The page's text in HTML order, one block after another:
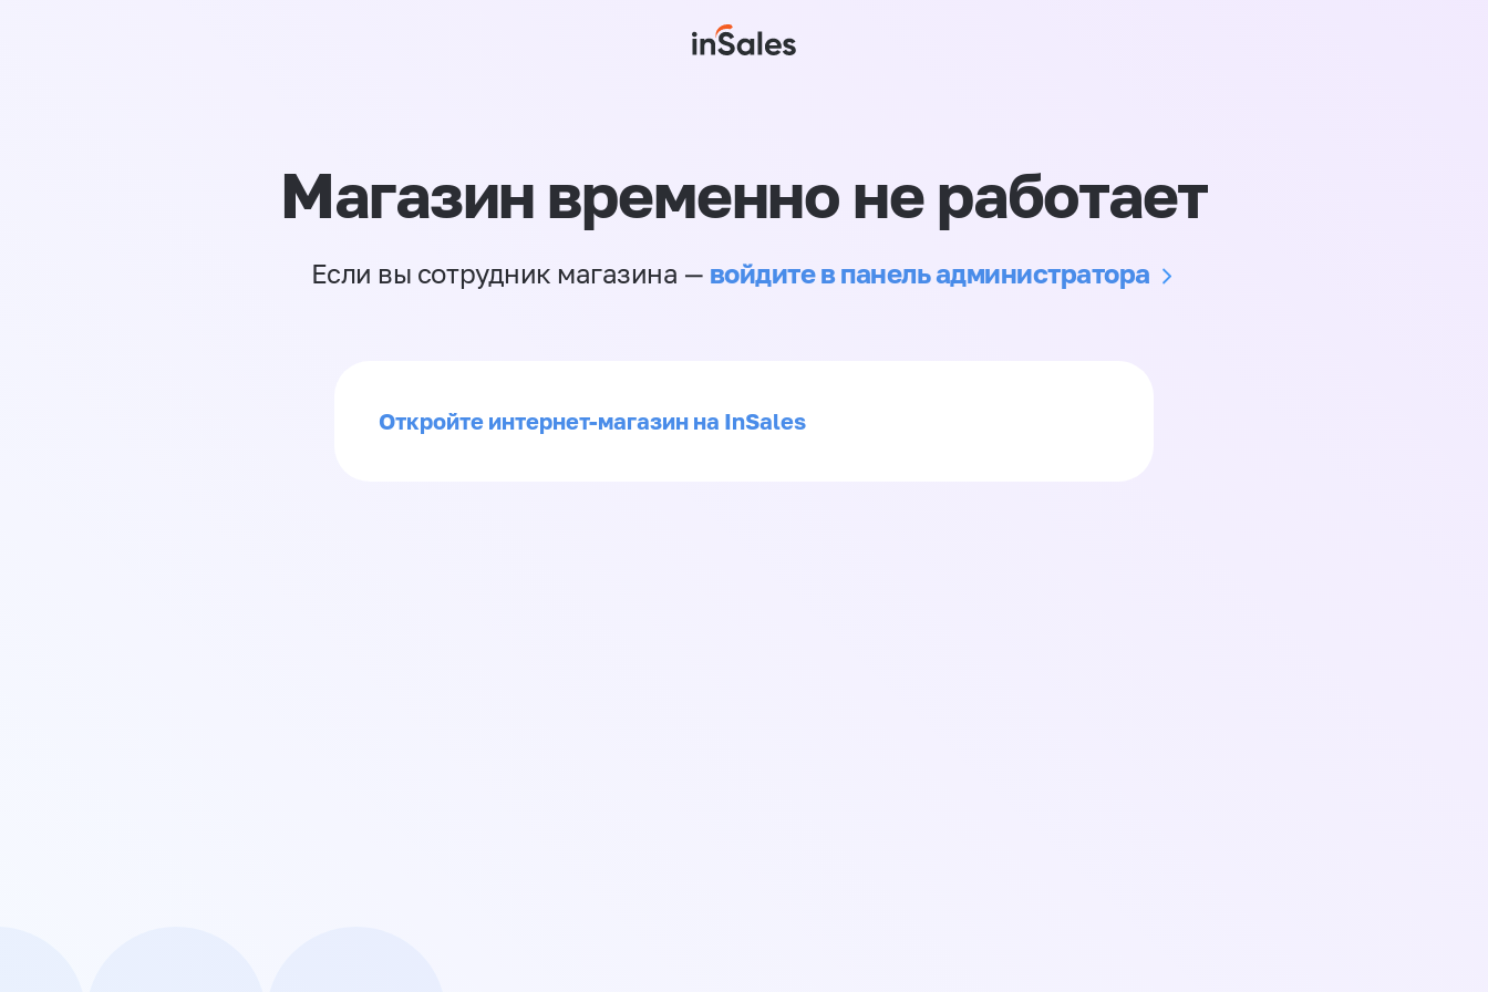
Магазин временно не работает
Если вы сотрудник магазина — войдите в панель администратора
Откройте интернет-магазин на InSales